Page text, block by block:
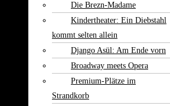
Die Brezn-Madame
Kindertheater: Ein Diebstahl
kommt selten allein
Django Asül: Am Ende vorn
Broadway meets Opera
Premium-Plätze im
Strandkorb